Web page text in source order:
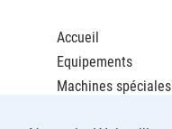
Accueil
Equipements
Machines spéciales